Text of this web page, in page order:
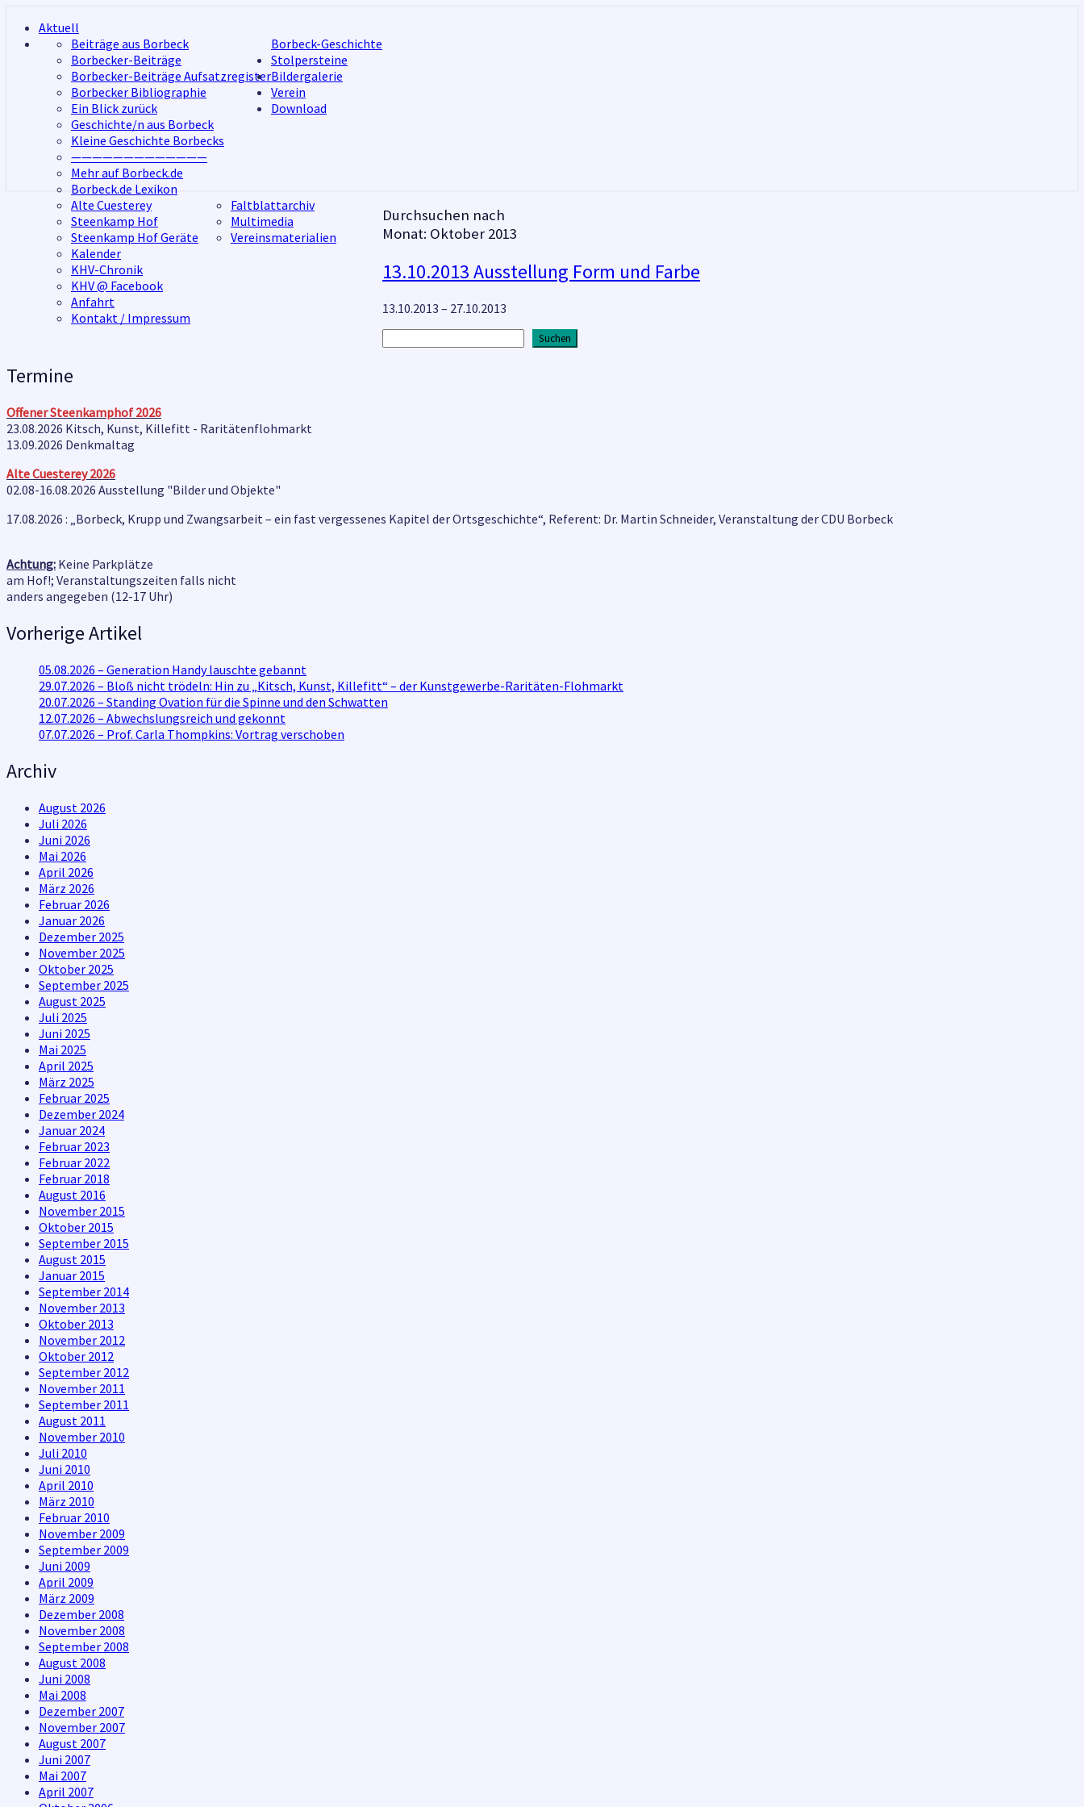
content
Aktuell
Borbeck-Geschichte
Beiträge aus Borbeck
Borbecker-Beiträge
Borbecker-Beiträge Aufsatzregister
Borbecker Bibliographie
Ein Blick zurück
Geschichte/n aus Borbeck
Kleine Geschichte Borbecks
—————————————
Mehr auf Borbeck.de
Borbeck.de Lexikon
Stolpersteine
Bildergalerie
Verein
Alte Cuesterey
Steenkamp Hof
Steenkamp Hof Geräte
Kalender
KHV-Chronik
KHV @ Facebook
Anfahrt
Kontakt / Impressum
Download
Faltblattarchiv
Multimedia
Vereinsmaterialien
Durchsuchen nach
Monat: Oktober 2013
13.10.2013
Ausstellung
und
Farbe
13.10.2013 Ausstellung Form und Farbe
13.10.2013 – 27.10.2013
Suchen
Termine
Offener Steenkamphof 2026
23.08.2026 Kitsch, Kunst, Killefitt - Raritätenflohmarkt
13.09.2026 Denkmaltag
Alte Cuesterey 2026
02.08-16.08.2026 Ausstellung "Bilder und Objekte"
17.08.2026 : „Borbeck, Krupp und Zwangsarbeit – ein fast vergessenes Kapitel der Ortsgeschichte“, Referent: Dr. Martin Schneider, Veranstaltung der CDU Borbeck
Achtung: Keine Parkplätze
am Hof!; Veranstaltungszeiten falls nicht
anders angegeben (12-17 Uhr)
Vorherige Artikel
05.08.2026 – Generation Handy lauschte gebannt
29.07.2026 – Bloß nicht trödeln: Hin zu „Kitsch, Kunst, Killefitt“ – der Kunstgewerbe-Raritäten-Flohmarkt
20.07.2026 – Standing Ovation für die Spinne und den Schwatten
12.07.2026 – Abwechslungsreich und gekonnt
07.07.2026 – Prof. Carla Thompkins: Vortrag verschoben
Archiv
August 2026
Juli 2026
Juni 2026
Mai 2026
April 2026
März 2026
Februar 2026
Januar 2026
Dezember 2025
November 2025
Oktober 2025
September 2025
August 2025
Juli 2025
Juni 2025
Mai 2025
April 2025
März 2025
Februar 2025
Dezember 2024
Januar 2024
Februar 2023
Februar 2022
Februar 2018
August 2016
November 2015
Oktober 2015
September 2015
August 2015
Januar 2015
September 2014
November 2013
Oktober 2013
November 2012
Oktober 2012
September 2012
November 2011
September 2011
August 2011
November 2010
Juli 2010
Juni 2010
April 2010
März 2010
Februar 2010
November 2009
September 2009
Juni 2009
April 2009
März 2009
Dezember 2008
November 2008
September 2008
August 2008
Juni 2008
Mai 2008
Dezember 2007
November 2007
August 2007
Juni 2007
Mai 2007
April 2007